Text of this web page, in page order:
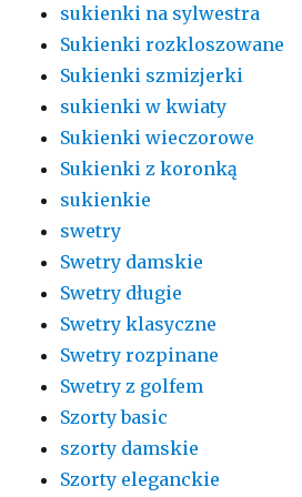
sukienki na sylwestra
Sukienki rozkloszowane
Sukienki szmizjerki
sukienki w kwiaty
Sukienki wieczorowe
Sukienki z koronką
sukienkie
swetry
Swetry damskie
Swetry długie
Swetry klasyczne
Swetry rozpinane
Swetry z golfem
Szorty basic
szorty damskie
Szorty eleganckie